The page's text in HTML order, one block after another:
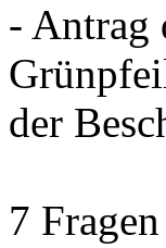
- Antrag
der
7